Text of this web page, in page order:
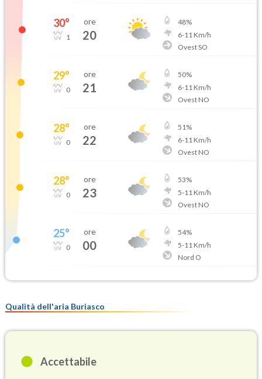
30°
1
ore
20
48%
6-11 Km/h
Ovest SO
29°
0
ore
21
50%
6-11 Km/h
Ovest NO
28°
0
ore
22
51%
6-11 Km/h
Ovest NO
28°
0
ore
23
53%
5-11 Km/h
Ovest NO
25°
0
ore
00
54%
5-11 Km/h
Nord O
Qualità dell'aria Buriasco
Accettabile